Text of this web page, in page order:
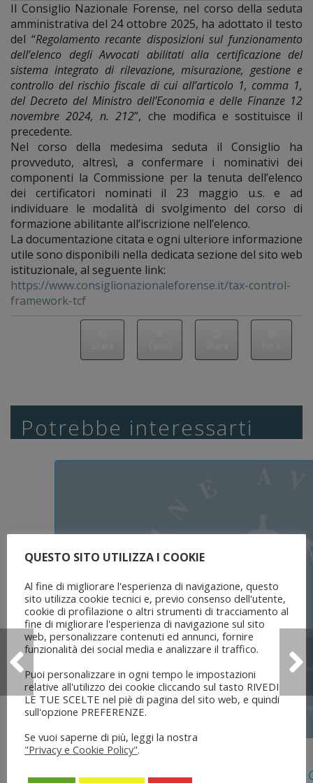
Il Consiglio Nazionale Forense, nel corso della seduta
amministrativa del 24 ottobre 2025, ha adottato il testo
del “Regolamento recante disposizioni sul funzionamento
dell’elenco degli Avvocati abilitati alla certificazione del
sistema integrato di rilevazione, misurazione, gestione e
controllo del rischio fiscale di cui all’articolo 1, comma 1,
del Decreto del Ministro dell’Economia e delle Finanze 12
novembre 2024, n. 212”, che modifica e sostituisce il
precedente.
Nel corso della medesima seduta il Consiglio ha
provveduto, altresì, a confermare i nominativi dei
componenti la Commissione per la tenuta dell’elenco
dei certificatori nominati il 23 maggio u.s. e ad
individuare le modalità di svolgimento del corso di
formazione abilitante all’iscrizione nell’elenco.
La documentazione citata e ogni ulteriore informazione
utile sono disponibili nella dedicata sezione del sito web
istituzionale, al seguente link:
https://www.consiglionazionaleforense.it/tax-control-
framework-tcf
Potrebbe interessarti
5 Agosto 2026
Legge 28 Luglio 2026 N. 137 “delega
QUESTO SITO UTILIZZA I COOKIE
Al fine di migliorare l'esperienza di navigazione, questo
sito utilizza cookie tecnici e, previo consenso dell'utente,
cookie di profilazione o altri strumenti di tracciamento al
fine di migliorare l'esperienza di navigazione sul sito
web, personalizzare contenuti ed annunci, fornire
funzionalità dei social media e analizzare il traffico.
Puoi personalizzare in ogni tempo le impostazioni
relative all'utilizzo dei cookie cliccando sul tasto RIVEDI
LE TUE SCELTE nel piè di pagina del sito web, e quindi
sull'opzione PREFERENZE.
Se vuoi saperne di più, leggi la nostra
"Privacy e Cookie Policy".